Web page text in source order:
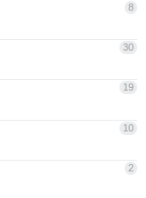
8
30
19
10
2